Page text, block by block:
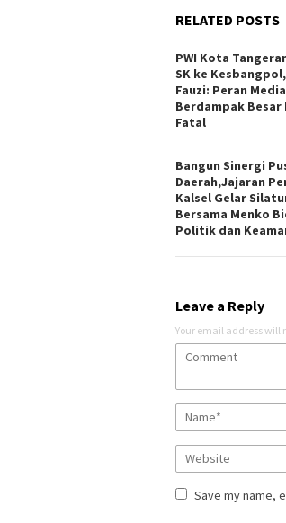
RELATED POSTS
PWI Kota
SK ke
Fauzi: Peran
Berdampak Besar
Fatal
Bangun Sinergi
Daerah,Jajaran
Kalsel Gelar
Bersama Menko
Politik dan
Leave a Reply
Your email address will
Save my name,